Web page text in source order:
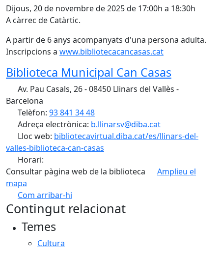
Dijous, 20 de novembre de 2025 de 17:00h a 18:30h
A càrrec de Catàrtic.
A partir de 6 anys acompanyats d'una persona adulta.
Inscripcions a www.bibliotecacancasas.cat
Biblioteca Municipal Can Casas
Av. Pau Casals, 26 - 08450 Llinars del Vallès -
Barcelona
Telèfon: 93 841 34 48
Adreça electrònica: b.llinarsv@diba.cat
Lloc web: bibliotecavirtual.diba.cat/es/llinars-del-
valles-biblioteca-can-casas
Horari:
Consultar pàgina web de la biblioteca
Amplieu el
mapa
Com arribar-hi
+
Contingut relacionat
Temes
Cultura